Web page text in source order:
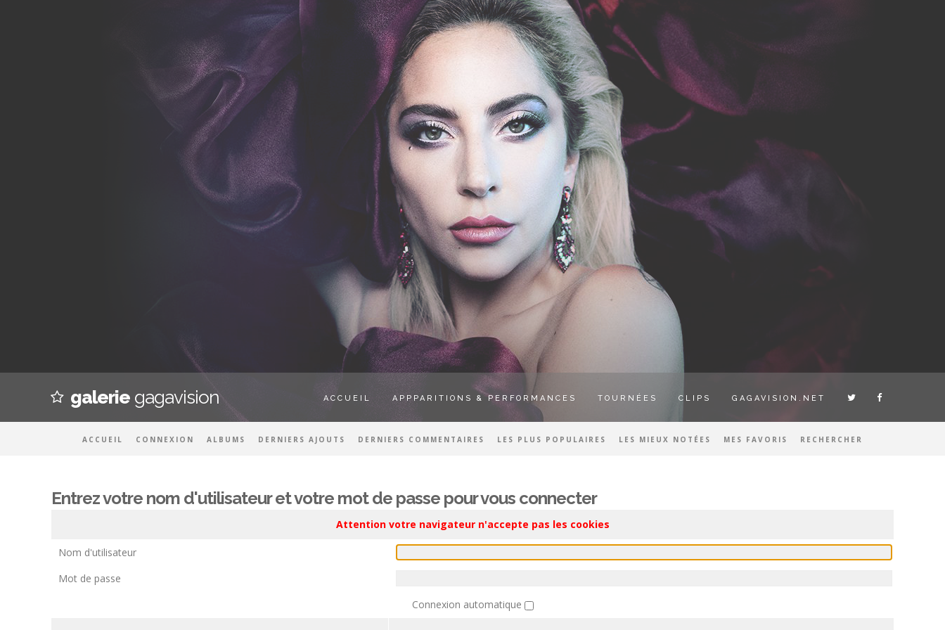
galerie gagavision ACCUEIL APPPARITIONS & PERFORMANCES TOURNÉES CLIPS GAGAVISION.NET
ACCUEIL CONNEXION ALBUMS DERNIERS AJOUTS DERNIERS COMMENTAIRES LES PLUS POPULAIRES LES MIEUX NOTÉES MES FAVORIS RECHERCHER
Entrez votre nom d'utilisateur et votre mot de passe pour vous connecter
Attention votre navigateur n'accepte pas les cookies
Nom d'utilisateur
Mot de passe
Connexion automatique